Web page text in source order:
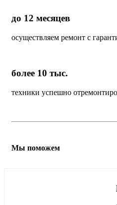
до 12 месяцев
осуществляем ремонт с
более 10 тыс.
техники успешно
Мы поможем